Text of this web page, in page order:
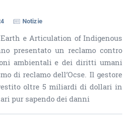
Notizie
e Articulation of Indigenous
presentato un reclamo contro
ambientali e dei diritti umani
di reclamo dell’Ocse. Il gestore
oltre 5 miliardi di dollari in
pur sapendo dei danni